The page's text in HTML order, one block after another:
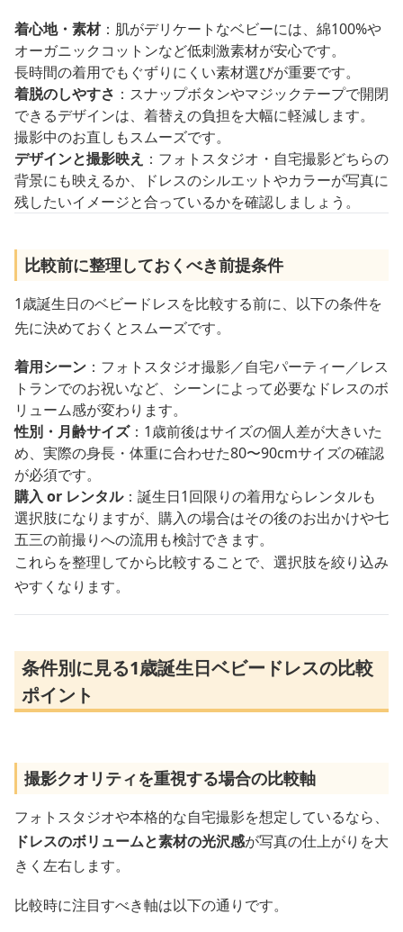
着心地・素材：肌がデリケートなベビーには、綿100%や
オーガニックコットンなど低刺激素材が安心です。
長時間の着用でもぐずりにくい素材選びが重要です。
着脱のしやすさ ：スナップボタンやマジックテープで開閉
できるデザインは、着替えの負担を大幅に軽減します。
撮影中のお直しもスムーズです。
デザインと撮影映え ：フォトスタジオ・自宅撮影どちらの
背景にも映えるか、ドレスのシルエットやカラーが写真に
残したいイメージと合っているかを確認しましょう。
比較前に整理しておくべき前提条件
1歳誕生日のベビードレスを比較する前に、以下の条件を
先に決めておくとスムーズです。
着用シーン ：フォトスタジオ撮影／自宅パーティー／レス
トランでのお祝いなど、シーンによって必要なドレスのボ
リューム感が変わります。
性別・月齢サイズ：1歳前後はサイズの個人差が大きいた
め、実際の身長・体重に合わせた80〜90cmサイズの確認
が必須です。
購入 or レンタル：誕生日1回限りの着用ならレンタルも
選択肢になりますが、購入の場合はその後のお出かけや七
五三の前撮りへの流用も検討できます。
これらを整理してから比較することで、選択肢を絞り込み
やすくなります。
条件別に見る1歳誕生日ベビードレスの比較
ポイント
撮影クオリティを重視する場合の比較軸
フォトスタジオや本格的な自宅撮影を想定しているなら、
ドレスのボリュームと素材の光沢感が写真の仕上がりを大
きく左右します。
比較時に注目すべき軸は以下の通りです。